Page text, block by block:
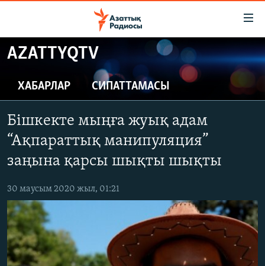
Skip
to
content
to
main
Navigation
Skip
Search
ЖАҢАЛЫҚТАР
САЯСАТ
ҚАҢТАР ОҚИҒАСЫ
АДАМ ҚҰҚЫҚТАРЫ
ӘЛЕУМЕТ
ӘЛЕМ
АРНАЙЫ ЖОБАЛАР
Русский
AZATTYQTV
ХАБАРЛАР СИПАТТАМАСЫ
Бішкекте мыңға жуық адам
“Ақпараттық манипуляция”
заңына қарсы шықты шықты
30 маусым 2020 жыл, 01:21